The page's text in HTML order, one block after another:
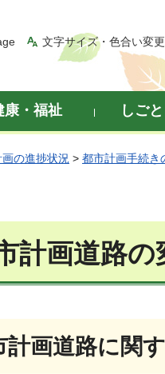
文字サイズ・色合い変更
康・福祉 しご
の進捗状況 > 都市計画手続き
計画道路の
計画道路に関